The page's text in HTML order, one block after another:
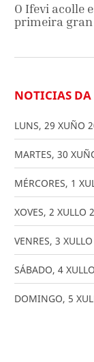
O Ifevi acolle
primeira
NOTICIAS
LUNS, 29 XUÑO
MARTES, 30
MÉRCORES, 1
XOVES, 2 XULLO
VENRES, 3 XULLO
SÁBADO, 4 XULLO
DOMINGO, 5